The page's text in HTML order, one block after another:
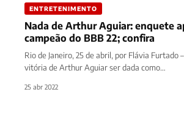
ENTRETENIMENTO
Nada de Arthur Aguiar: enquete
campeão do BBB 22; confira
Rio de Janeiro, 25 de abril, por Flávia Furtado
vitória de Arthur Aguiar ser dada como…
25 abr 2022